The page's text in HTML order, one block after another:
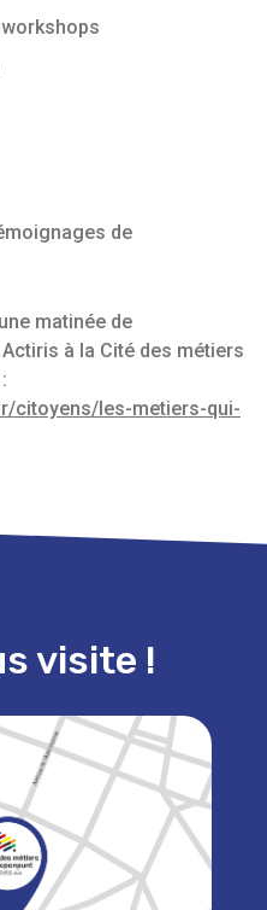
de
matinée de
à la Cité des métiers
citoyens/les-metiers-qui-
visite !